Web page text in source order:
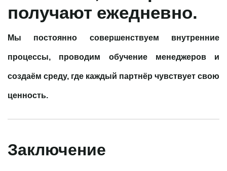
получают ежедневно.
Мы постоянно совершенствуем внутренние
процессы, проводим обучение менеджеров и
создаём среду, где каждый партнёр чувствует свою
ценность.
Заключение